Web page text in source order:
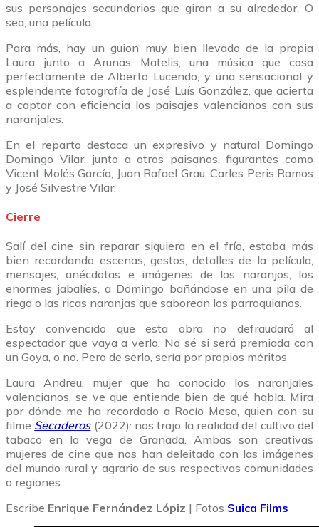
sus personajes secundarios que giran a su alrededor. O
sea, una película.
Para más, hay un guion muy bien llevado de la propia
Laura junto a Arunas Matelis, una música que casa
perfectamente de Alberto Lucendo, y una sensacional y
esplendente fotografía de José Luís González, que acierta
a captar con eficiencia los paisajes valencianos con sus
naranjales.
En el reparto destaca un expresivo y natural Domingo
Domingo Vilar, junto a otros paisanos, figurantes como
Vicent Molés García, Juan Rafael Grau, Carles Peris Ramos
y José Silvestre Vilar.
Cierre
Salí del cine sin reparar siquiera en el frío, estaba más
bien recordando escenas, gestos, detalles de la película,
mensajes, anécdotas e imágenes de los naranjos, los
enormes jabalíes, a Domingo bañándose en una pila de
riego o las ricas naranjas que saborean los parroquianos.
Estoy convencido que esta obra no defraudará al
espectador que vaya a verla. No sé si será premiada con
un Goya, o no. Pero de serlo, sería por propios méritos
Laura Andreu, mujer que ha conocido los naranjales
valencianos, se ve que entiende bien de qué habla. Mira
por dónde me ha recordado a Rocío Mesa, quien con su
filme Secaderos(2022): nos trajo la realidad del cultivo del
tabaco en la vega de Granada. Ambas son creativas
mujeres de cine que nos han deleitado con las imágenes
del mundo rural y agrario de sus respectivas comunidades
o regiones.
Escribe Enrique Fernández Lópiz | Fotos Suica Films